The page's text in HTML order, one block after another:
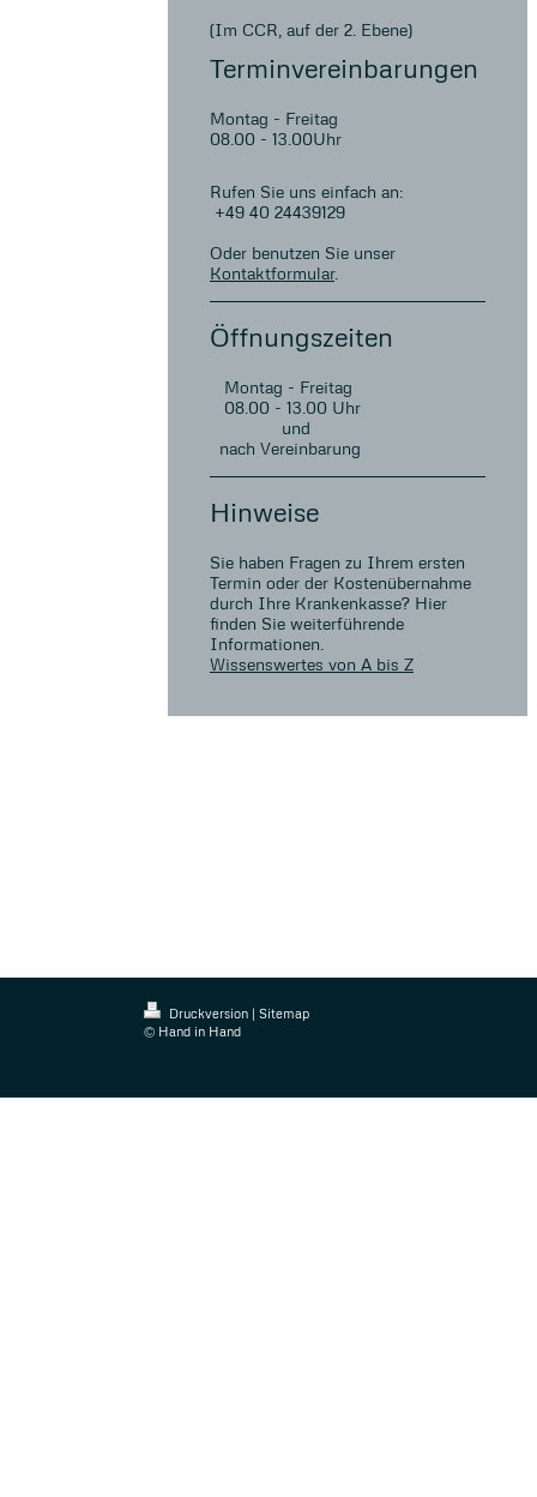
(Im CCR, auf der 2. Ebene)
Terminvereinbarungen
Montag - Freitag
08.00 - 13.00Uhr
Rufen Sie uns einfach an:
+49 40 24439129
Oder benutzen Sie unser
Kontaktformular.
Öffnungszeiten
Montag - Freitag
08.00 - 13.00 Uhr
und
nach Vereinbarung
Hinweise
Sie haben Fragen zu Ihrem ersten
Termin oder der Kostenübernahme
durch Ihre Krankenkasse? Hier
finden Sie weiterführende
Informationen.
Wissenswertes von A bis Z
Druckversion | Sitemap
© Hand in Hand